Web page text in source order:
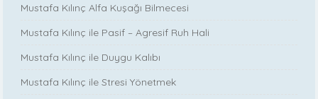
Mustafa Kılınç Alfa Kuşağı Bilmecesi
Mustafa Kılınç ile Pasif – Agresif Ruh Hali
Mustafa Kılınç ile Duygu Kalıbı
Mustafa Kılınç ile Stresi Yönetmek